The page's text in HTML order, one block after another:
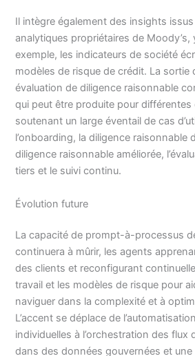
Il intègre également des insights
analytiques propriétaires de Moody’s,
exemple, les indicateurs de société
modèles de risque de crédit. La sortie
évaluation de diligence raisonnable
qui peut être produite pour différentes
soutenant un large éventail de cas
l’onboarding, la diligence raisonnable
diligence raisonnable améliorée,
tiers et le suivi continu.
Évolution future
La capacité de prompt-à-processus
continuera à mûrir, les agents
des clients et reconfigurant
travail et les modèles de risque pour
naviguer dans la complexité et à
L’accent se déplace de
individuelles à l’orchestration des flux
dans des données gouvernées et une